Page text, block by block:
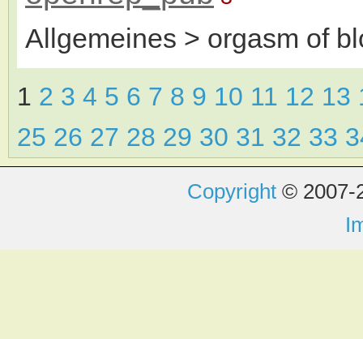
Allgemeines > orgasm of
1 2 3 4 5 6 7 8 9 10 11 12 13
25 26 27 28 29 30 31 32 33
Copyright © 2007-